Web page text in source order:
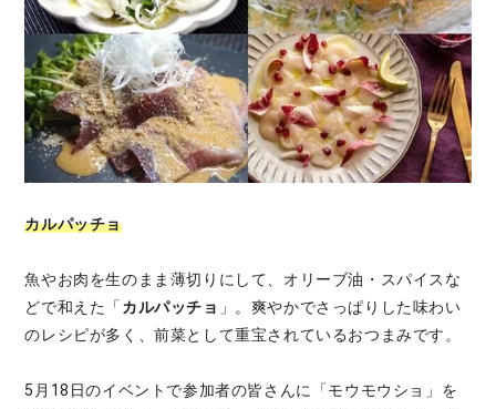
カルパッチョ
魚やお肉を生のまま薄切りにして、オリーブ油・スパイスな
どで和えた「 カルパッチョ 」。爽やかでさっぱりした味わい
のレシピが多く、前菜として重宝されているおつまみです。
5月18日のイベントで参加者の皆さんに「モウモウショ」を